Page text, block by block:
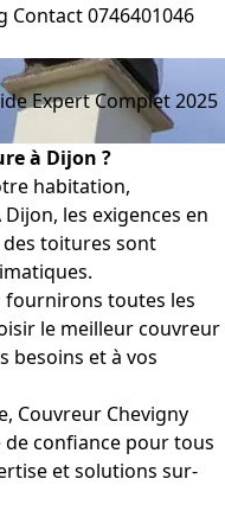
Contact0746401046
Expert Complet 2025
à Dijon ?
habitation,
les exigences en
toitures sont
fournirons toutes les
le meilleur couvreur
besoins et à vos
Couvreur Chevigny
confiance pour tous
et solutions sur-